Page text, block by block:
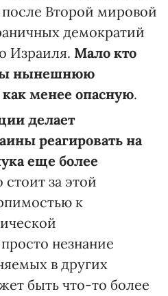
Второй мировой
демократий
Израиля. Мало кто
нынешнюю
менее опасную.
делает
реагировать на
еще более
стоит за этой
к
незнание
в других
быть что-то более